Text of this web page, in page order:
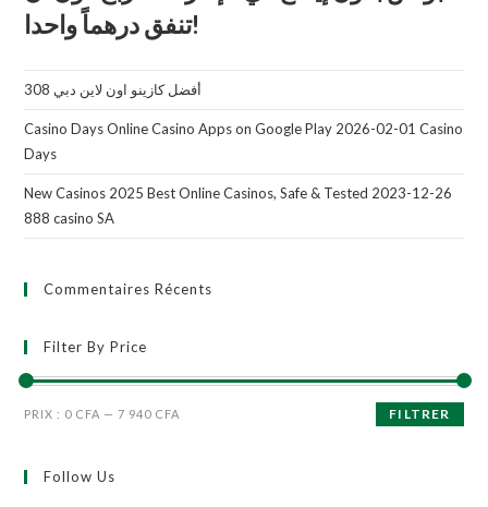
تنفق درهماً واحدا!
أفضل كازينو اون لاين دبي 308
Casino Days Online Casino Apps on Google Play 2026-02-01 Casino
Days
New Casinos 2025 Best Online Casinos, Safe & Tested 2023-12-26
888 casino SA
Commentaires Récents
Filter By Price
FILTRER
PRIX : 0 CFA —7 940 CFA
Follow Us